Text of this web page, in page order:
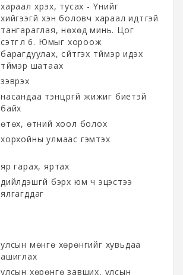
хараал хүрэх, тусах - Үүнийг
хийгээгүй хэн боловч хараал идтүгэй
тангараглая, нөхөд минь. Цог
сэтгүүл 6. Юмыг хороож
барагдуулах, сүйтгэх түймэр идэх
түймэр шатаах
зэврэх
насандаа тэнцүүргүй жижиг биетэй
байх
өтөх, өтний хоол болох
хорхойны улмаас гэмтэх
яр гарах, яртах
дийлдэшгүй бэрх юм ч эцэстээ
ялгагддаг
улсын мөнгө хөрөнгийг хувьдаа
ашиглах
улсын хөрөнгө завших, улсын